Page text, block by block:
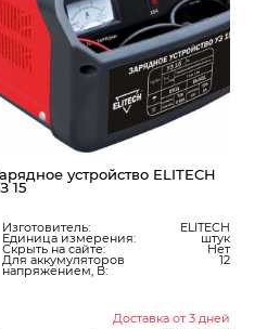
устройство ELITECH
15
Изготовитель: ELITECH
Единица измерения: штук
Скрыть на сайте: Нет
Для аккумуляторов
напряжением, В:
12
Доставка от 3 дней